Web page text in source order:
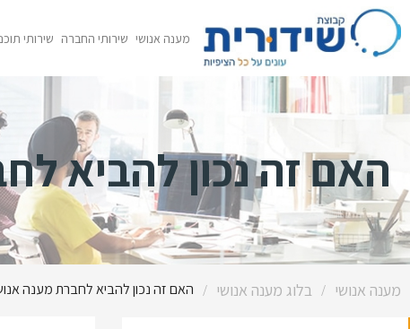
מענה אנושי שירותי החברה שירותי
האם זה נכון להביא
מענה אנושי / בלוג מענה אנושי / האם זה נכון להביא לחברת מענה